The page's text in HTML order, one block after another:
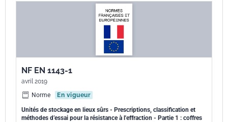
NF EN 1143-1
avril 2019
Norme
En vigueur
Unités de stockage en lieux sûrs - Prescriptions, classification et
méthodes d’essai pour la résistance à l'effraction - Partie 1 : coffres